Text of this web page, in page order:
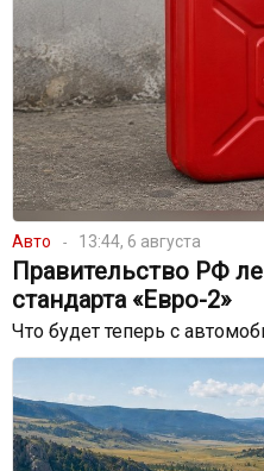
Авто 13:44, 6 августа
Правительство РФ
стандарта «Евро-2»
Что будет теперь с